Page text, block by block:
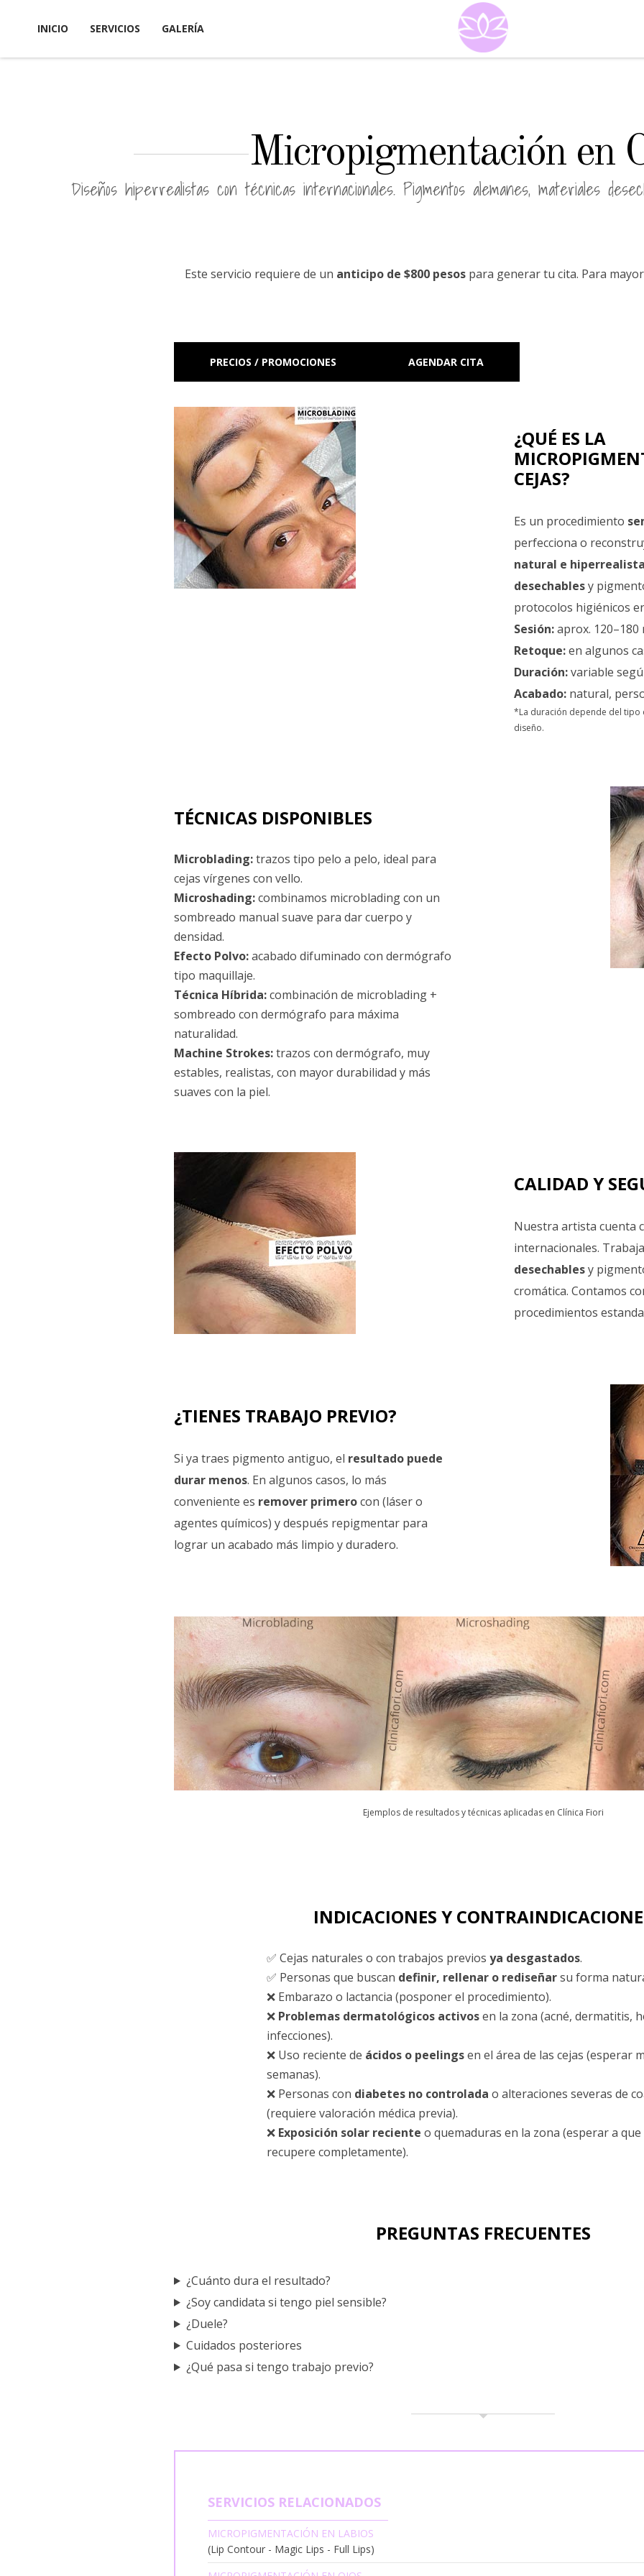
INICIO SERVICIOS GALERÍA
Micropigmentación en
Diseños hiperrealistas con técnicas internacionales. Pigmentos alemanes, materiales
Este servicio requiere de un anticipo de $800 pesospara generar tu cita. Para
PRECIOS / PROMOCIONES AGENDAR CITA
¿QUÉ ES LA
CEJAS?
Es un procedimiento
perfecciona o
natural e
desechablesy
protocolos higiénicos
Sesión:aprox.
Retoque:en algunos
Duración:variable
Acabado: natural,
*La duración depende del tipo
diseño.
TÉCNICAS DISPONIBLES
Microblading:trazos tipo pelo a pelo, ideal para
cejas vírgenes con vello.
Microshading:combinamos microblading con un
sombreado manual suave para dar cuerpo y
densidad.
Efecto Polvo:acabado difuminado con dermógrafo
tipo maquillaje.
Técnica Híbrida:combinación de microblading +
sombreado con dermógrafo para máxima
naturalidad.
Machine Strokes:trazos con dermógrafo, muy
estables, realistas, con mayor durabilidad y más
suaves con la piel.
CALIDAD Y
Nuestra artista cuenta
internacionales.
desechablesy
cromática. Contamos
procedimientos
¿TIENES TRABAJO PREVIO?
Si ya traes pigmento antiguo, el resultado puede
durar menos. En algunos casos, lo más
conveniente es remover primerocon (láser o
agentes químicos) y después repigmentar para
lograr un acabado más limpio y duradero.
Ejemplos de resultados y técnicas aplicadas en Clínica Fiori
INDICACIONES Y
✅ Cejas naturales o con trabajos previos ya desgastados.
✅ Personas que buscan definir, rellenar o rediseñarsu forma
❌ Embarazo o lactancia (posponer el procedimiento).
❌ Problemas dermatológicos activosen la zona (acné, dermatitis,
infecciones).
❌ Uso reciente de ácidos o peelingsen el área de las cejas (esperar
semanas).
❌ Personas con diabetes no controlada o alteraciones severas de
(requiere valoración médica previa).
❌ Exposición solar reciente o quemaduras en la zona (esperar a que
recupere completamente).
PREGUNTAS FRECUENTES
¿Cuánto dura el resultado?
¿Soy candidata si tengo piel sensible?
¿Duele?
Cuidados posteriores
¿Qué pasa si tengo trabajo previo?
SERVICIOS RELACIONADOS
MICROPIGMENTACIÓN EN LABIOS
(Lip Contour - Magic Lips - Full Lips)